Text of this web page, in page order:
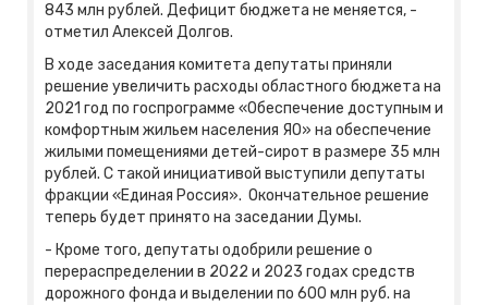
843 млн рублей. Дефицит бюджета не меняется, -
отметил Алексей Долгов.
В ходе заседания комитета депутаты приняли
решение увеличить расходы областного бюджета на
2021 год по госпрограмме «Обеспечение доступным и
комфортным жильем населения ЯО» на обеспечение
жилыми помещениями детей-сирот в размере 35 млн
рублей. С такой инициативой выступили депутаты
фракции «Единая Россия». Окончательное решение
теперь будет принято на заседании Думы.
- Кроме того, депутаты одобрили решение о
перераспределении в 2022 и 2023 годах средств
дорожного фонда и выделении по 600 млн руб. на